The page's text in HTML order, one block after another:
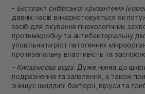
- Екстракт сибірської хризантеми
давніх часів використовується як
засіб для лікування гінекологічних
протимікробну та антибактеріальну
уповільнити ріст патогенних
протизапальну властивість та
- Кипарисова вода. Дуже ніжна до
подразнення та запалення, а також
знищує шкідливі бактерії, віруси та